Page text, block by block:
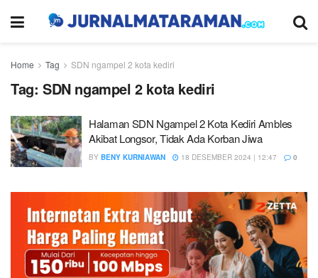
Home Tag SDN ngampel 2 kota kediri
Tag: SDN ngampel 2 kota kediri
Halaman SDN Ngampel 2 Kota Kediri Ambles
Akibat Longsor, Tidak Ada Korban Jiwa
BY BENY KURNIAWAN 18 DESEMBER 2024 | 12:47 0